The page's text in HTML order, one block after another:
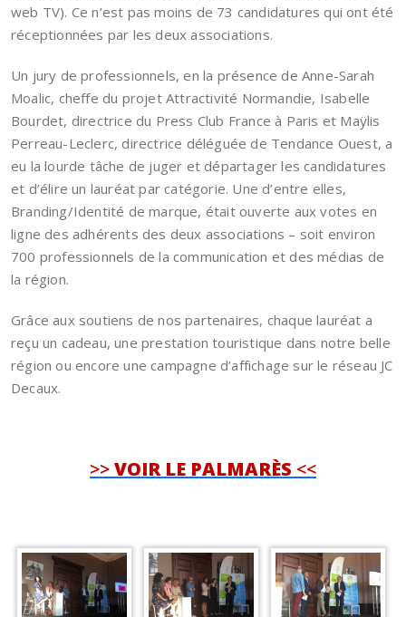
web TV). Ce n’est pas moins de 73 candidatures qui ont été
réceptionnées par les deux associations.
Un jury de professionnels, en la présence de Anne-Sarah
Moalic, cheffe du projet Attractivité Normandie, Isabelle
Bourdet, directrice du Press Club France à Paris et Maÿlis
Perreau-Leclerc, directrice déléguée de Tendance Ouest, a
eu la lourde tâche de juger et départager les candidatures
et d’élire un lauréat par catégorie. Une d’entre elles,
Branding/Identité de marque, était ouverte aux votes en
ligne des adhérents des deux associations – soit environ
700 professionnels de la communication et des médias de
la région.
Grâce aux soutiens de nos partenaires, chaque lauréat a
reçu un cadeau, une prestation touristique dans notre belle
région ou encore une campagne d’affichage sur le réseau JC
Decaux.
>>VOIR LE PALMARÈS <<